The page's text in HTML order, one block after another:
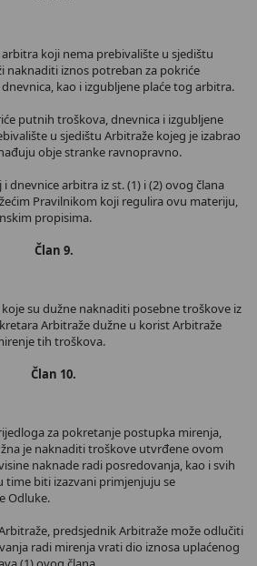
koji nema prebivalište u sjedištu
naknaditi iznos potreban za pokriće
kao i izgubljene plaće tog arbitra.
putnih troškova, dnevnica i izgubljene
u sjedištu Arbitraže kojeg je izabrao
obje stranke ravnopravno.
dnevnice arbitra iz st. (1) i (2) ovog člana
Pravilnikom koji regulira ovu materiju,
propisima.
Član 9.
su dužne naknaditi posebne troškove iz
Arbitraže dužne u korist Arbitraže
tih troškova.
Član 10.
za pokretanje postupka mirenja,
je naknaditi troškove utvrđene ovom
naknade radi posredovanja, kao i svih
biti izazvani primjenjuju se
Odluke.
predsjednik Arbitraže može odlučiti
radi mirenja vrati dio iznosa uplaćenog